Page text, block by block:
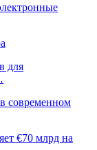
для
современном
€70 млрд на